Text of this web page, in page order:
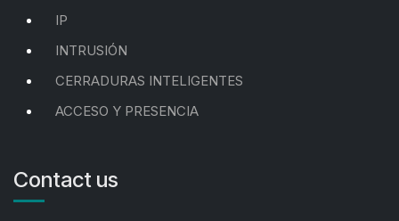
IP
INTRUSIÓN
CERRADURAS INTELIGENTES
ACCESO Y PRESENCIA
Contact us